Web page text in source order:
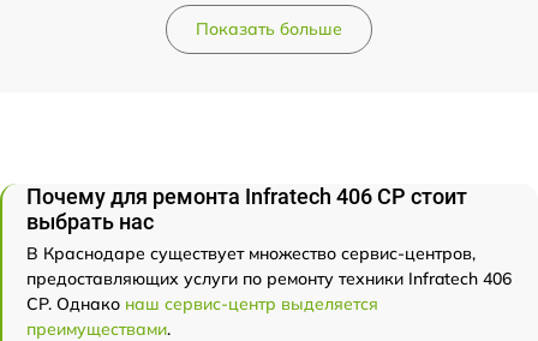
Показать больше
Почему для ремонта Infratech 406 СР стоит
выбрать нас
В Краснодаре существует множество сервис-центров,
предоставляющих услуги по ремонту техники Infratech 406
СР. Однако наш сервис-центр выделяется
преимуществами.